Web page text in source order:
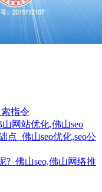
指令
网站优化,佛山seo
点_佛山seo优化,seo公
?_佛山seo,佛山网络推